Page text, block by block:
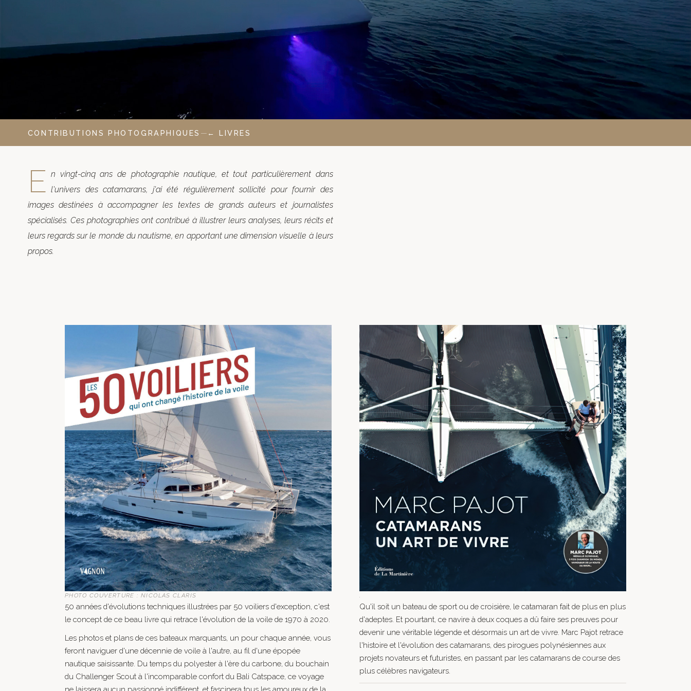
INFORMATIONS LÉGALES
CONTRIBUTIONS PHOTOGRAPHIQUES — ← LIVRES
E n vingt-cinq ans de photographie nautique, et tout particulièrement dans
l'univers des catamarans, j'ai été régulièrement sollicité pour fournir des
images destinées à accompagner les textes de grands auteurs et journalistes
spécialisés. Ces photographies ont contribué à illustrer leurs analyses, leurs récits et
leurs regards sur le monde du nautisme, en apportant une dimension visuelle à leurs
propos.
PHOTO COUVERTURE : NICOLAS CLARIS
50 années d'évolutions techniques illustrées par 50 voiliers d'exception, c'est
le concept de ce beau livre qui retrace l'évolution de la voile de 1970 à 2020.
Les photos et plans de ces bateaux marquants, un pour chaque année, vous
feront naviguer d'une décennie de voile à l'autre, au fil d'une épopée
nautique saisissante. Du temps du polyester à l'ère du carbone, du bouchain
du Challenger Scout à l'incomparable confort du Bali Catspace, ce voyage
ne laissera aucun passionné indifférent, et fascinera tous les amoureux de la
Qu'il soit un bateau de sport ou de croisière, le catamaran fait de plus en plus
d'adeptes. Et pourtant, ce navire à deux coques a dû faire ses preuves pour
devenir une véritable légende et désormais un art de vivre. Marc Pajot retrace
l'histoire et l'évolution des catamarans, des pirogues polynésiennes aux
projets novateurs et futuristes, en passant par les catamarans de course des
plus célèbres navigateurs.